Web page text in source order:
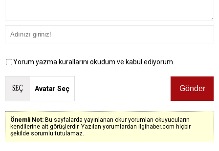
Yorum yazma kurallarını okudum ve kabul ediyorum.
Avatar Seç
Önemli Not: Bu sayfalarda yayınlanan okur yorumları okuyucuların
kendilerine ait görüşlerdir. Yazılan yorumlardan ilgihaber.com hiçbir
şekilde sorumlu tutulamaz.